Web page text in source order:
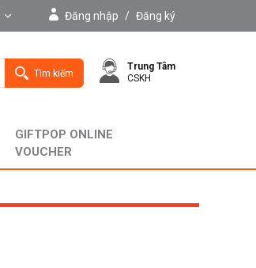
Đăng nhập / Đăng ký
Tìm kiếm
Trung Tâm
CSKH
GIFTPOP ONLINE
VOUCHER